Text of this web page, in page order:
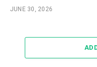
JUNE 30, 2026